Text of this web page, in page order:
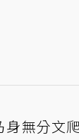
無分文